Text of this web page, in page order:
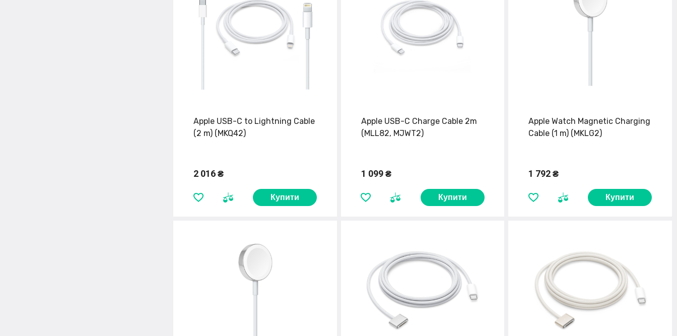
Apple USB-C to Lightning Cable
(2 m) (MKQ42)
2 016 ₴
Купити
Apple USB-C Charge Cable 2m
(MLL82, MJWT2)
1 099 ₴
Купити
Apple Watch Magnetic Charging
Cable (1 m) (MKLG2)
1 792 ₴
Купити